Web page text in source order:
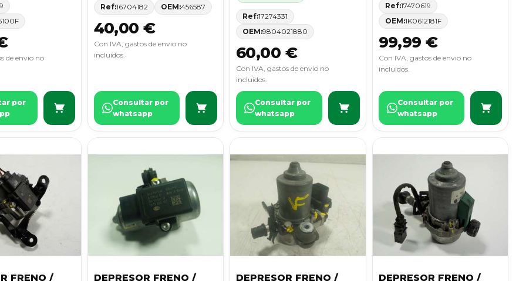
de envio no
por
Ref:16704182 OEM:456587
40,00 €
Con IVA, gastos de envio no
incluidos.
Consultar por
whatsapp
Ref:17274331
OEM:9804021880
60,00 €
Con IVA, gastos de envio no
incluidos.
Consultar por
whatsapp
Ref:17470619
OEM:1K0612181F
99,99 €
Con IVA, gastos de envio no
incluidos.
Consultar por
whatsapp
FRENO /
DEPRESOR FRENO /
DEPRESOR FRENO /
DEPRESOR FRENO /